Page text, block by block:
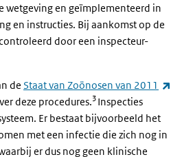
wetgeving en geïmplementeerd in
en instructies. Bij aankomst op de
door een inspecteur-
de Staat van Zoönosen van 2011
deze procedures.3Inspecties
Er bestaat bijvoorbeeld het
met een infectie die zich nog in
er dus nog geen klinische